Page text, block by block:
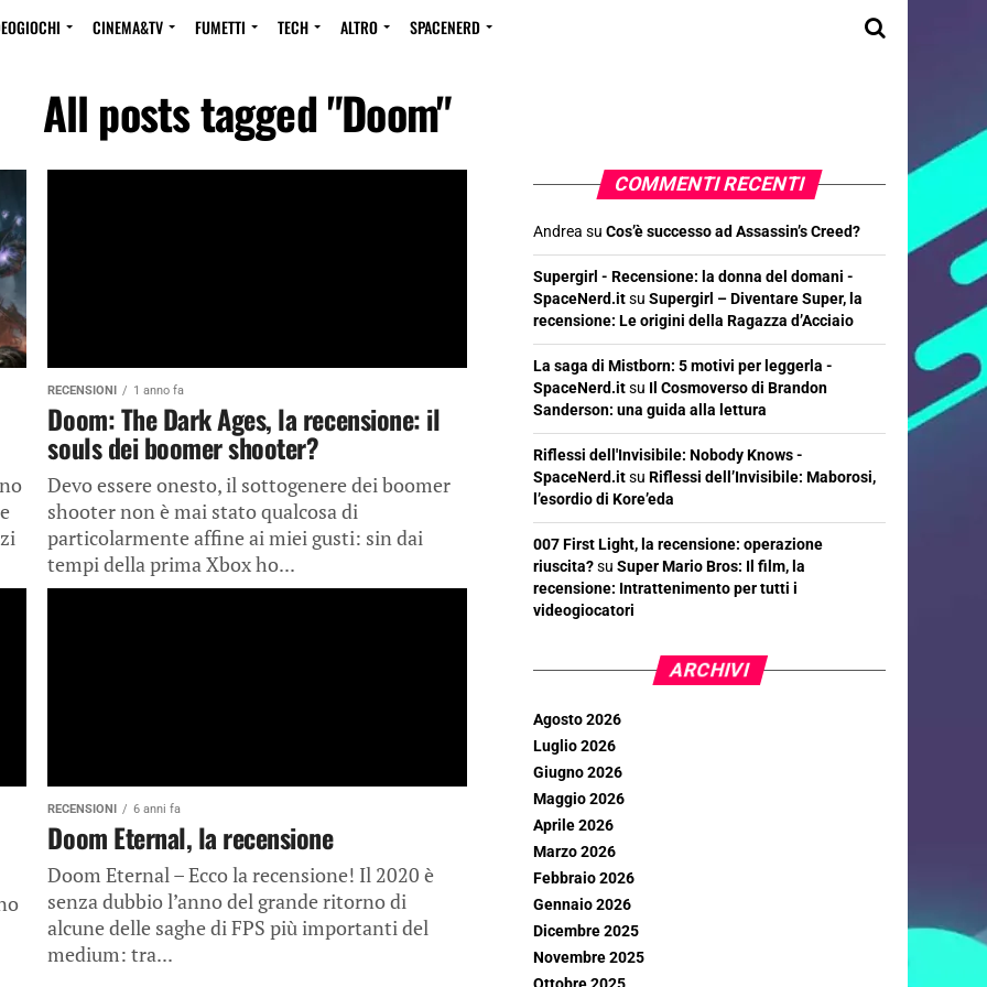
CINEMA&TV FUMETTI TECH ALTRO SPACENERD
All posts tagged "Doom"
RECENSIONI 1 anno fa
Doom: The Dark Ages, la recensione: il
souls dei boomer shooter?
Devo essere onesto, il sottogenere dei boomer
shooter non è mai stato qualcosa di
particolarmente affine ai miei gusti: sin dai
tempi della prima Xbox ho...
RECENSIONI 6 anni fa
Doom Eternal, la recensione
Doom Eternal – Ecco la recensione! Il 2020 è
senza dubbio l’anno del grande ritorno di
alcune delle saghe di FPS più importanti del
medium: tra...
COMMENTI RECENTI
Andrea su Cos’è successo ad Assassin’s Creed?
Supergirl - Recensione: la donna del domani -
SpaceNerd.itsu Supergirl – Diventare Super, la
recensione: Le origini della Ragazza d’Acciaio
La saga di Mistborn: 5 motivi per leggerla -
SpaceNerd.itsu Il Cosmoverso di Brandon
Sanderson: una guida alla lettura
Riflessi dell'Invisibile: Nobody Knows -
SpaceNerd.itsu Riflessi dell’Invisibile: Maborosi,
l’esordio di Kore’eda
007 First Light, la recensione: operazione
riuscita?su Super Mario Bros: Il film, la
recensione: Intrattenimento per tutti i
videogiocatori
ARCHIVI
Agosto 2026
Luglio 2026
Giugno 2026
Maggio 2026
Aprile 2026
Marzo 2026
Febbraio 2026
Gennaio 2026
Dicembre 2025
Novembre 2025